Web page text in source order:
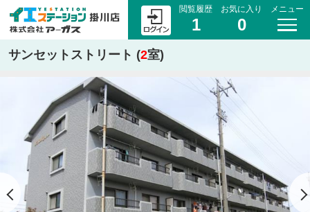
閲覧履歴
1
お気に入り
0
メニュー
サンセットストリート (2室)